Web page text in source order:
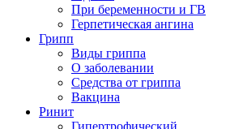
При беременности и ГВ
Герпетическая ангина
Грипп
Виды гриппа
О заболевании
Средства от гриппа
Вакцина
Ринит
Гипертрофический